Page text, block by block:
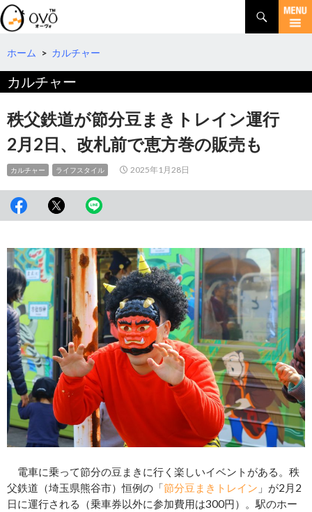
検
索
コ
テ
ツ
へ
移
動
ホーム > カルチャー
カルチャー
秩父鉄道が節分豆まきトレイン運行
2月2日、改札前で恵方巻の販売も
カルチャー ライフスタイル 2025年1月28日
電車に乗って節分の豆まきに行く楽しいイベントがある。秩
父鉄道（埼玉県熊谷市）恒例の「節分豆まきトレイン 」が2月2
日に運行される（乗車券以外に参加費用は300円）。駅のホー